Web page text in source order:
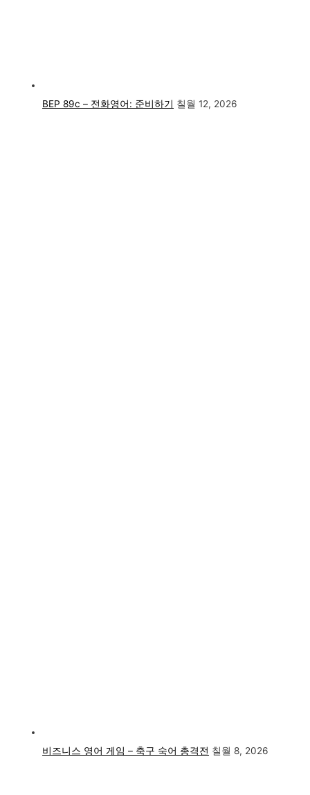
BEP 89c – 전화영어: 준비하기 칠월 12, 2026
비즈니스 영어 게임 – 축구 숙어 총격전 칠월 8, 2026